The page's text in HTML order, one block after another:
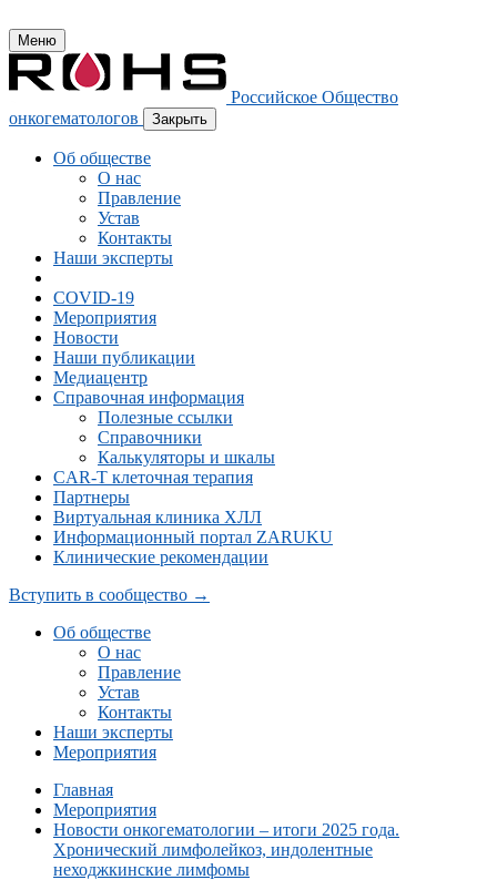
Меню
Российское Общество
онкогематологов
Закрыть
Об обществе
О нас
Правление
Устав
Контакты
Наши эксперты
COVID-19
Мероприятия
Новости
Наши публикации
Медиацентр
Справочная информация
Полезные ссылки
Справочники
Калькуляторы и шкалы
CAR-Т клеточная терапия
Партнеры
Виртуальная клиника ХЛЛ
Информационный портал ZARUKU
Клинические рекомендации
Вступить в сообщество →
Об обществе
О нас
Правление
Устав
Контакты
Наши эксперты
Мероприятия
Главная
Мероприятия
Новости онкогематологии – итоги 2025 года.
Хронический лимфолейкоз, индолентные
неходжкинские лимфомы